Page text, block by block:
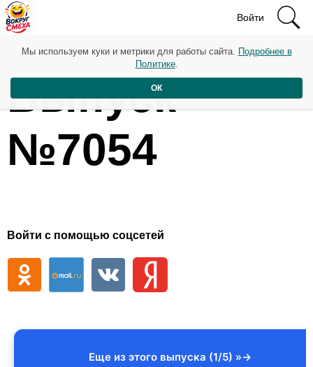
Войти
Выпуск
№7054
Войти с помощью соцсетей
Еще из этого выпуска (1/5) »
Мы используем куки и метрики для работы сайта. Подробнее в
Политике.
ОК